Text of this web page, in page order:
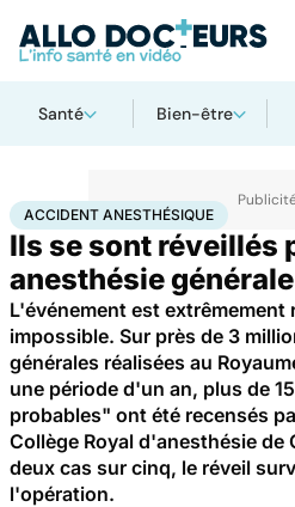
Santé Bien-être
AccueilSantéAccident anesthésique
ACCIDENT ANESTHÉSIQUE
Ils se sont réveillés
anesthésie générale
L'événement est extrêmement
impossible. Sur près de 3
générales réalisées au
une période d'un an, plus de
probables" ont été recensés
Collège Royal d'anesthésie de
deux cas sur cinq, le réveil
l'opération.